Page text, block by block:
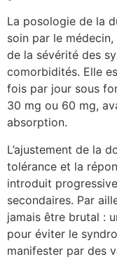
La posologie de la
soin par le
de la sévérité des
comorbidités. Elle
fois par jour sous
30 mg ou 60 mg,
absorption.
L’ajustement de la
tolérance et la
introduit
secondaires. Par
jamais être brutal :
pour éviter le
manifester par des